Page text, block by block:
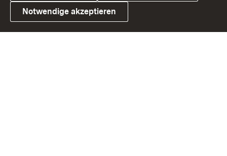
Link zum Landesportal
Notwendige akzeptieren